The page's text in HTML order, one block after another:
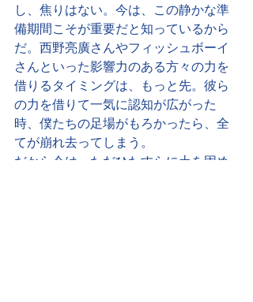
し、焦りはない。今は、この静かな準
備期間こそが重要だと知っているから
だ。西野亮廣さんやフィッシュボーイ
さんといった影響力のある方々の力を
借りるタイミングは、もっと先。彼ら
の力を借りて一気に認知が広がった
時、僕たちの足場がもろかったら、全
てが崩れ去ってしまう。
だから今は、ただひたすらに土を固め